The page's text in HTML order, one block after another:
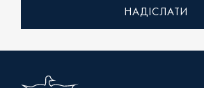
Уточнити наявність